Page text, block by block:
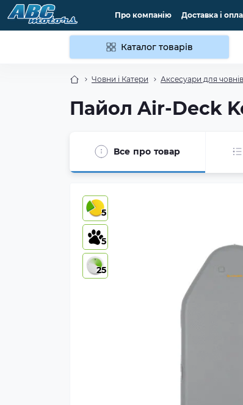
Про компанію Доставка і
Каталог товарів
Човни і Катери Аксесуари для човнів
Пайол Air-Deck
Все про товар
5
5
25